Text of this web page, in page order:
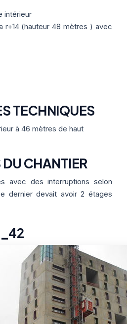
intérieur
r+14 (hauteur 48 mètres ) avec
TECHNIQUES
à 46 mètres de haut
CHANTIER
avec des interruptions selon
dernier devait avoir 2 étages